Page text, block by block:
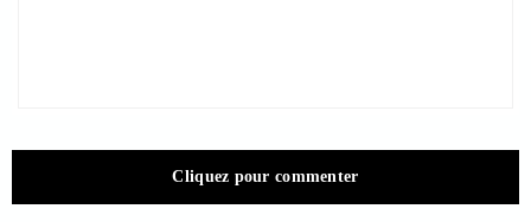
Cliquez pour commenter